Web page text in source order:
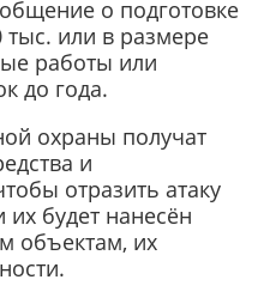
о подготовке
или в размере
работы или
до года.
охраны получат
и
отразить атаку
будет нанесён
объектам, их